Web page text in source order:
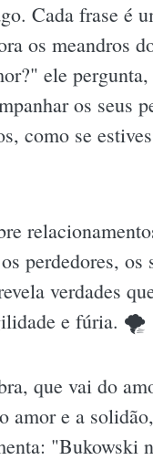
Cada frase é
os meandros
ele
os seus
como se
perdedores, os
verdades
e fúria. 🌪
que vai do
e a
"Bukowski